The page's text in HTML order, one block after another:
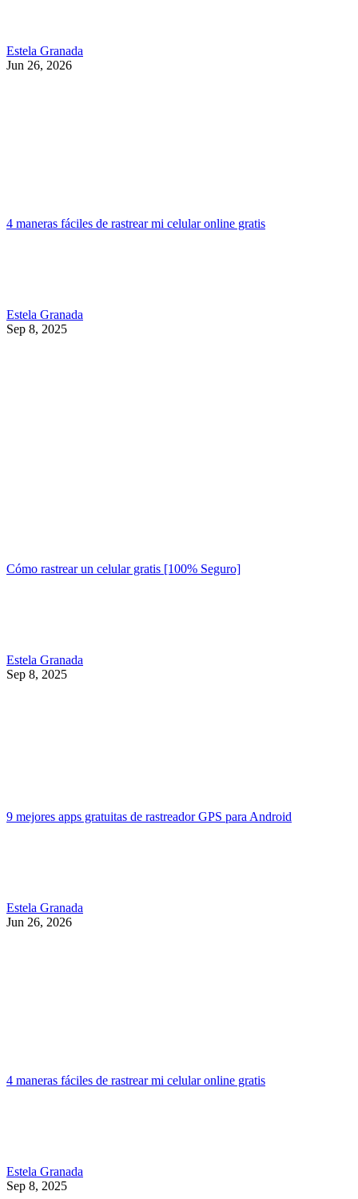
Estela Granada
Jun 26, 2026
4 maneras fáciles de rastrear mi celular online gratis
Estela Granada
Sep 8, 2025
Cómo rastrear un celular gratis [100% Seguro]
Estela Granada
Sep 8, 2025
9 mejores apps gratuitas de rastreador GPS para Android
Estela Granada
Jun 26, 2026
4 maneras fáciles de rastrear mi celular online gratis
Estela Granada
Sep 8, 2025